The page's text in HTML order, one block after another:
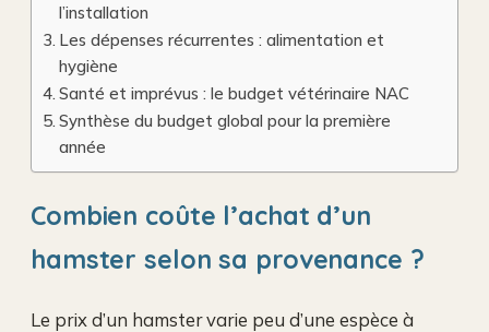
l’installation
Les dépenses récurrentes : alimentation et
hygiène
Santé et imprévus : le budget vétérinaire NAC
Synthèse du budget global pour la première
année
Combien coûte l’achat d’un
hamster selon sa provenance ?
Le prix d’un hamster varie peu d’une espèce à